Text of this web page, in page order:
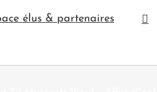
élus & partenaires